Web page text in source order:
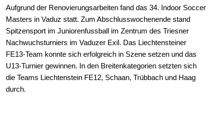
Aufgrund der Renovierungsarbeiten fand das 34. Indoor Soccer
Masters in Vaduz statt. Zum Abschlusswochenende stand
Spitzensport im Juniorenfussball im Zentrum des Triesner
Nachwuchsturniers im Vaduzer Exil. Das Liechtensteiner
FE13-Team konnte sich erfolgreich in Szene setzen und das
U13-Turnier gewinnen. In den Breitenkategorien setzten sich
die Teams Liechtenstein FE12, Schaan, Trübbach und Haag
durch.